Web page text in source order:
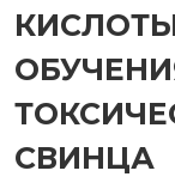
СВИНЦА